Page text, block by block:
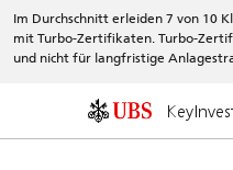
Im Durchschnitt erleiden 7 von 10
mit Turbo-Zertifikaten. Turbo-
und nicht für langfristige